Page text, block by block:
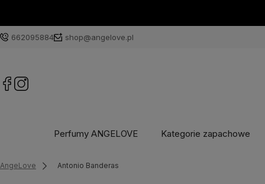
662095884 shop@angelove.pl
Perfumy ANGELOVE Kategorie zapachowe
AngeLove Antonio Banderas